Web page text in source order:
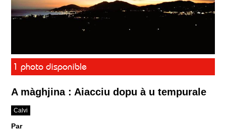
1 photo disponible
A màghjina : Aiacciu dopu à u tempurale
Calvi
Par